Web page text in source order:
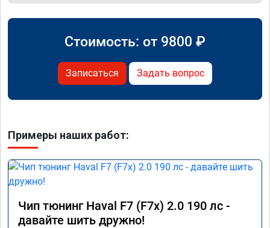
Стоимость: от 9800 ₽
Записаться Задать вопрос
Примеры наших работ:
Чип тюнинг Haval F7 (F7x) 2.0 190 лс -
давайте шить дружно!